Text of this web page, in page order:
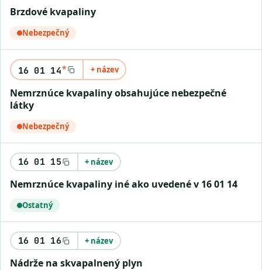
brzdové kvapaliny
Nebezpečný
16 01 14* + název
nemrznúce kvapaliny obsahujúce nebezpečné
látky
Nebezpečný
16 01 15 + název
nemrznúce kvapaliny iné ako uvedené v 16 01 14
Ostatný
16 01 16 + název
nádrže na skvapalnený plyn